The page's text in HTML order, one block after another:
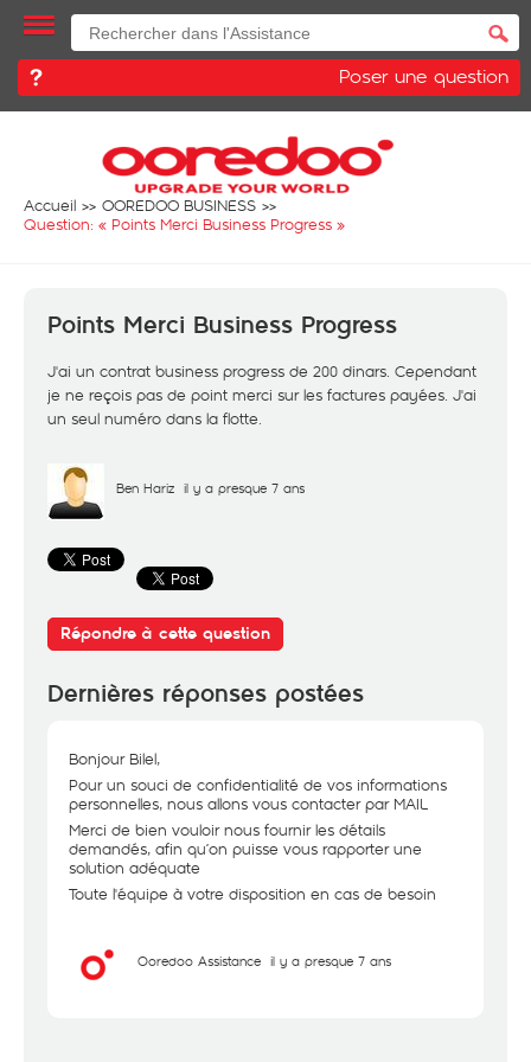
Poser une question
Accueil
OOREDOO BUSINESS
Question: « Points Merci Business Progress »
Points Merci Business Progress
J'ai un contrat business progress de 200 dinars. Cependant
je ne reçois pas de point merci sur les factures payées. J'ai
un seul numéro dans la flotte.
Ben Hariz il y a presque 7 ans
Répondre à cette question
Dernières réponses postées
Bonjour Bilel,
Pour un souci de confidentialité de vos informations
personnelles, nous allons vous contacter par MAIL
Merci de bien vouloir nous fournir les détails
demandés, afin qu’on puisse vous rapporter une
solution adéquate
Toute l'équipe à votre disposition en cas de besoin
Ooredoo Assistance il y a presque 7 ans